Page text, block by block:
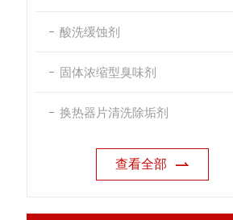
酸洗缓蚀剂
固体浓缩型臭味剂
换热器片清洗除垢剂
查看全部